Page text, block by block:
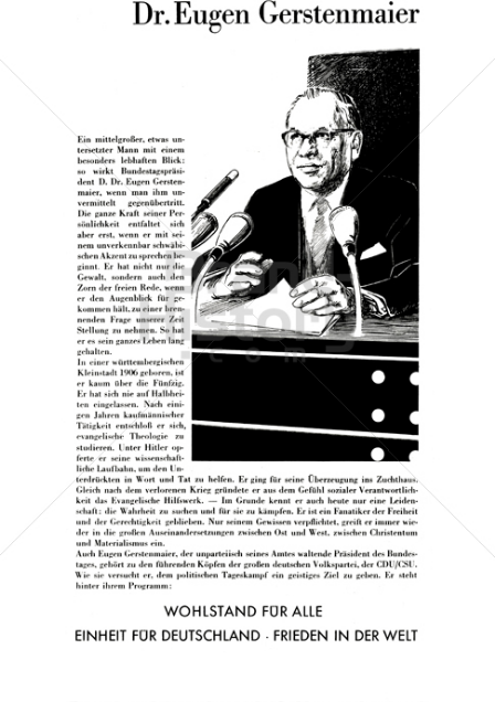
CDU/CSU
CDU Deutschland/Christlich-Soziale Union in Bayern e.V.
Bild-ID: 41825